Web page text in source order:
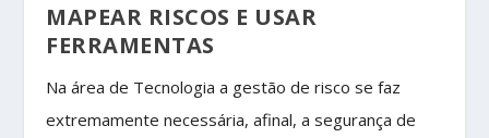
MAPEAR RISCOS E USAR
FERRAMENTAS
Na área de Tecnologia a gestão de risco se faz
extremamente necessária, afinal, a segurança de